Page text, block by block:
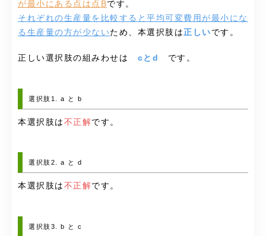
が最小にある点は点Bです。
それぞれの生産量を比較すると平均可変費用が最小にな
る生産量の方が少ない ため、本選択肢は 正しい です。
正しい選択肢の組みわせは cとd です。
選択肢1. a と b
本選択肢は 不正解です。
選択肢2. a と d
本選択肢は 不正解です。
選択肢3. b と c